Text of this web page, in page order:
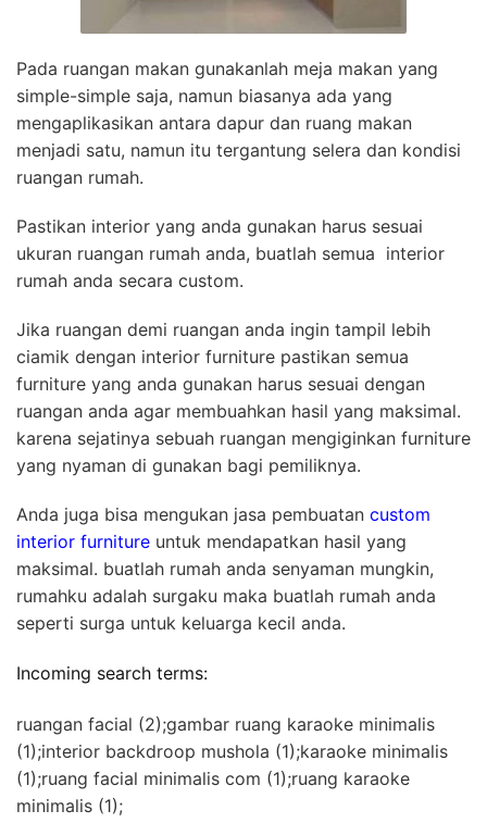
Pada ruangan makan gunakanlah meja makan yang
simple-simple saja, namun biasanya ada yang
mengaplikasikan antara dapur dan ruang makan
menjadi satu, namun itu tergantung selera dan kondisi
ruangan rumah.
Pastikan interior yang anda gunakan harus sesuai
ukuran ruangan rumah anda, buatlah semua interior
rumah anda secara custom.
Jika ruangan demi ruangan anda ingin tampil lebih
ciamik dengan interior furniture pastikan semua
furniture yang anda gunakan harus sesuai dengan
ruangan anda agar membuahkan hasil yang maksimal.
karena sejatinya sebuah ruangan mengiginkan furniture
yang nyaman di gunakan bagi pemiliknya.
Anda juga bisa mengukan jasa pembuatan custom
interior furniture untuk mendapatkan hasil yang
maksimal. buatlah rumah anda senyaman mungkin,
rumahku adalah surgaku maka buatlah rumah anda
seperti surga untuk keluarga kecil anda.
Incoming search terms:
ruangan facial (2);gambar ruang karaoke minimalis
(1);interior backdroop mushola (1);karaoke minimalis
(1);ruang facial minimalis com (1);ruang karaoke
minimalis (1);